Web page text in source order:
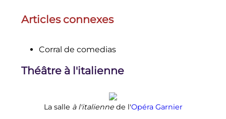
Articles connexes
Corral de comedias
Théâtre à l'italienne
La salle à l'italiennede l'Opéra Garnier